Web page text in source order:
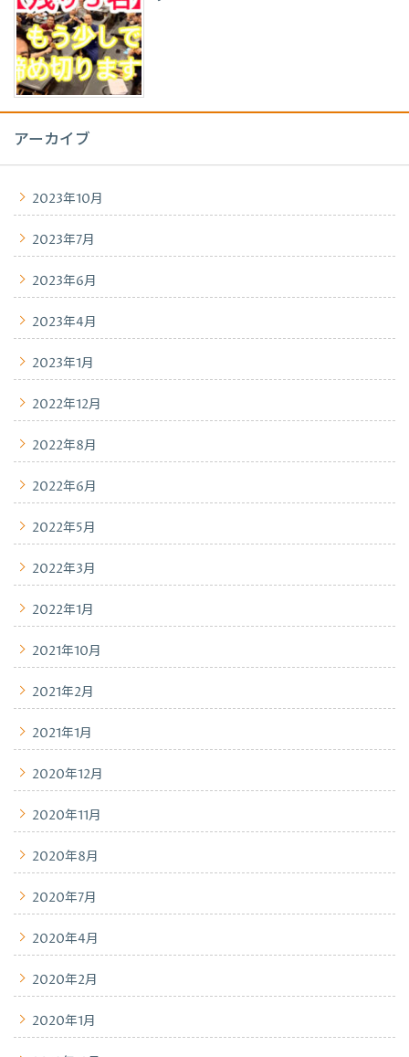
アーカイブ
2023年10月
2023年7月
2023年6月
2023年4月
2023年1月
2022年12月
2022年8月
2022年6月
2022年5月
2022年3月
2022年1月
2021年10月
2021年2月
2021年1月
2020年12月
2020年11月
2020年8月
2020年7月
2020年4月
2020年2月
2020年1月